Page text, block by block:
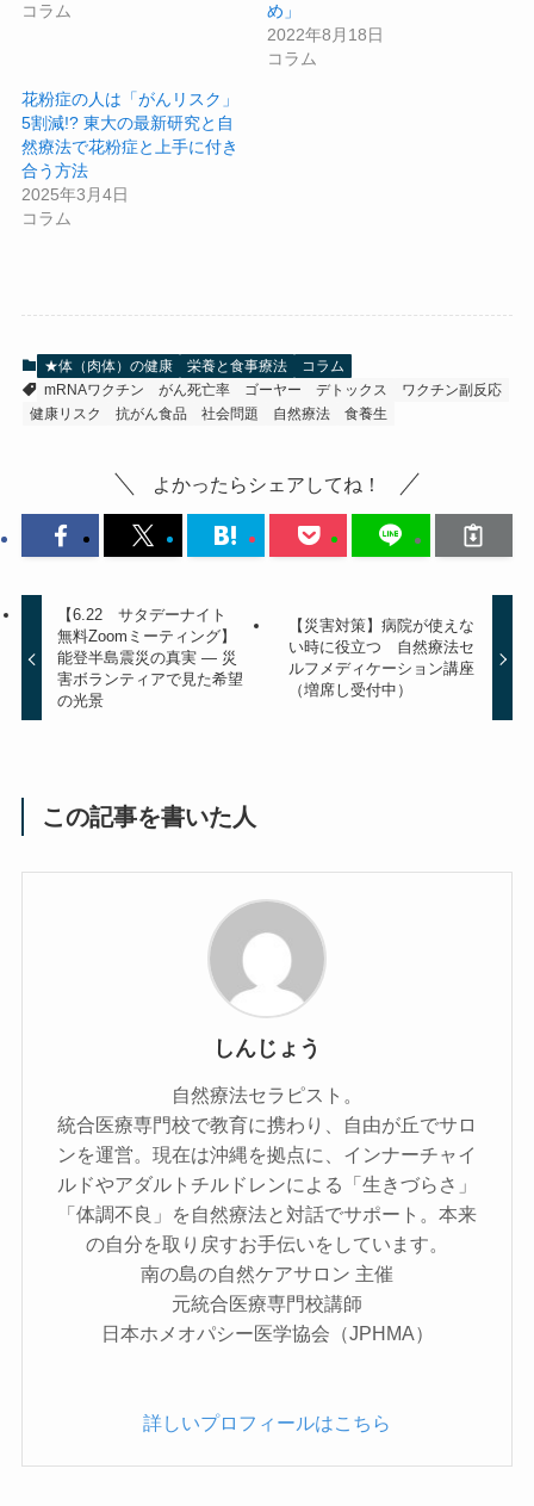
コラム
め」
2022年8月18日
コラム
花粉症の人は「がんリスク」
5割減!? 東大の最新研究と自
然療法で花粉症と上手に付き
合う方法
2025年3月4日
コラム
★体（肉体）の健康 栄養と食事療法
コラム
mRNAワクチン
がん死亡率 ゴーヤー デトックス
ワクチン副反応
健康リスク
抗がん食品 社会問題 自然療法 食養生
よかったらシェアしてね！
【6.22 サタデーナイト
無料Zoomミーティング】
能登半島震災の真実 ― 災
害ボランティアで見た希望
の光景
【災害対策】病院が使えな
い時に役立つ 自然療法セ
ルフメディケーション講座
（増席し受付中）
この記事を書いた人
しんじょう
自然療法セラピスト。
統合医療専門校で教育に携わり、自由が丘でサロ
ンを運営。現在は沖縄を拠点に、インナーチャイ
ルドやアダルトチルドレンによる「生きづらさ」
「体調不良」を自然療法と対話でサポート。本来
の自分を取り戻すお手伝いをしています。
南の島の自然ケアサロン 主催
元統合医療専門校講師
日本ホメオパシー医学協会（JPHMA）
詳しいプロフィールはこちら